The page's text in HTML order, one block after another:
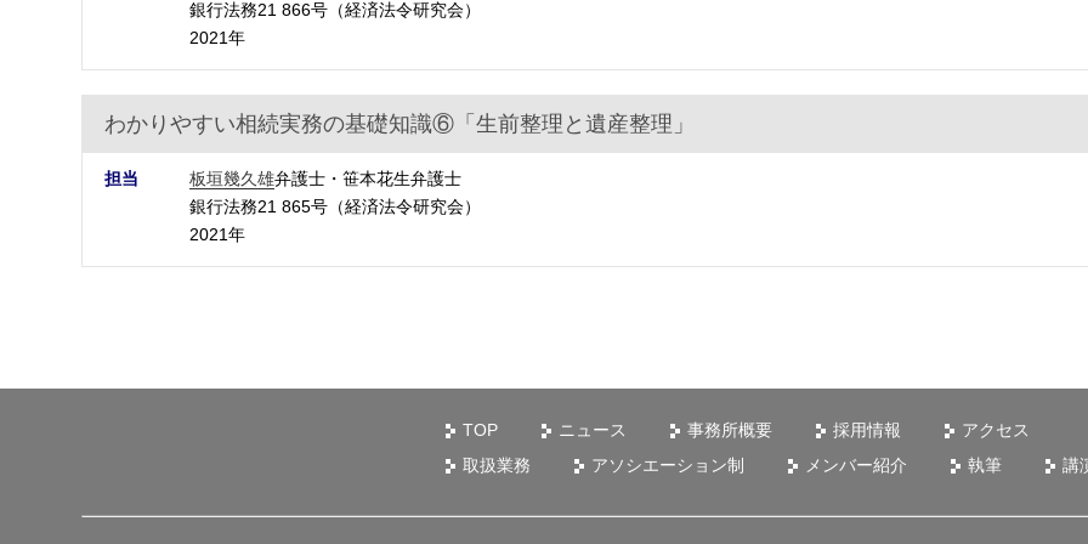
銀行法務21 866号（経済法令研究会）
2021年
わかりやすい相続実務の基礎知識⑥「生前整理と遺産整理」
担当 板垣幾久雄弁護士・笹本花生弁護士
銀行法務21 865号（経済法令研究会）
2021年
TOP ニュース 事務所概要 採用情報
アクセス
取扱業務
アソシエーション制 メンバー紹介 執筆 講